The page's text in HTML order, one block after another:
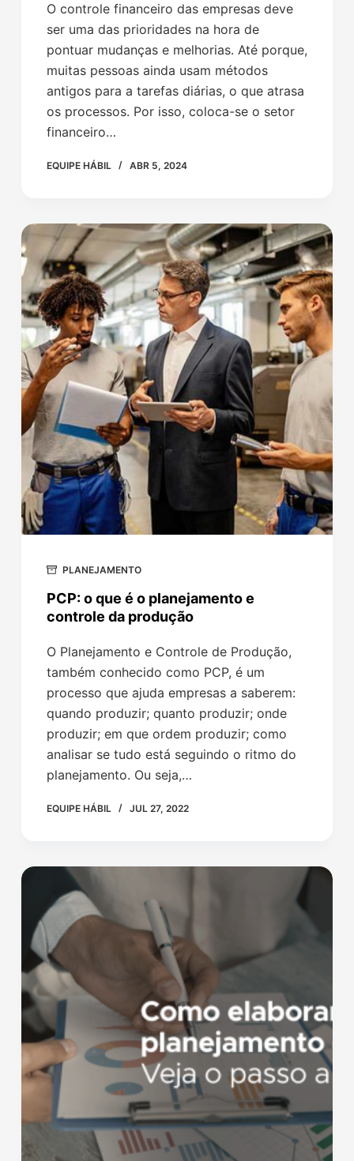
O controle financeiro das empresas deve
ser uma das prioridades na hora de
pontuar mudanças e melhorias. Até porque,
muitas pessoas ainda usam métodos
antigos para a tarefas diárias, o que atrasa
os processos. Por isso, coloca-se o setor
financeiro…
EQUIPE HÁBIL ABR 5, 2024
PLANEJAMENTO
PCP: o que é o planejamento e
controle da produção
O Planejamento e Controle de Produção,
também conhecido como PCP, é um
processo que ajuda empresas a saberem:
quando produzir; quanto produzir; onde
produzir; em que ordem produzir; como
analisar se tudo está seguindo o ritmo do
planejamento. Ou seja,…
EQUIPE HÁBIL JUL 27, 2022